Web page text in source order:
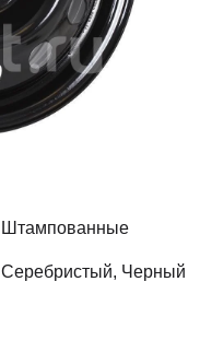
Штампованные
Серебристый, Черный